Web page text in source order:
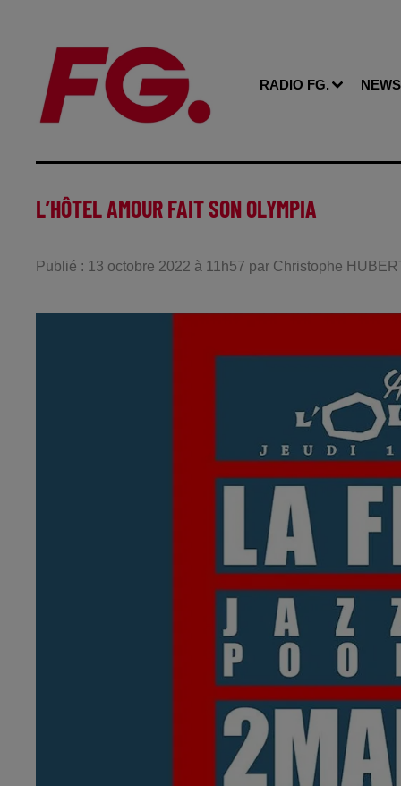
RADIO FG. NEWS
L’HÔTEL AMOUR FAIT SON OLYMPIA
Publié : 13 octobre 2022 à 11h57 par Christophe